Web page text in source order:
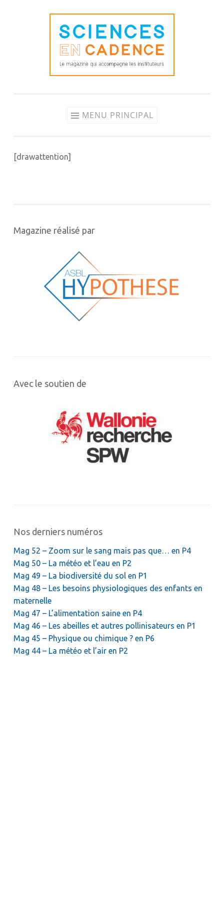
MENU PRINCIPAL
[drawattention]
Magazine réalisé par
Avec le soutien de
Nos derniers numéros
Mag 52 – Zoom sur le sang mais pas que… en P4
Mag 50 – La météo et l’eau en P2
Mag 49 – La biodiversité du sol en P1
Mag 48 – Les besoins physiologiques des enfants en
maternelle
Mag 47 – L’alimentation saine en P4
Mag 46 – Les abeilles et autres pollinisateurs en P1
Mag 45 – Physique ou chimique ? en P6
Mag 44 – La météo et l’air en P2